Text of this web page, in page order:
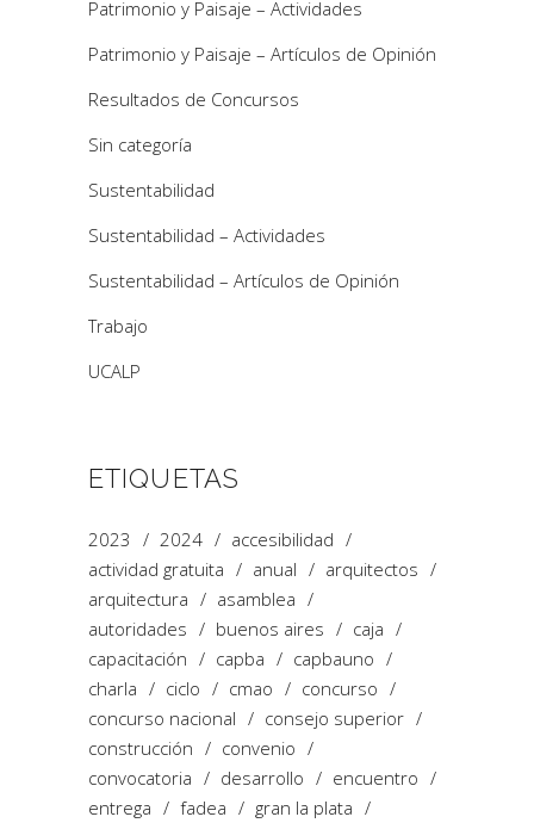
Patrimonio y Paisaje – Actividades
Patrimonio y Paisaje – Artículos de Opinión
Resultados de Concursos
Sin categoría
Sustentabilidad
Sustentabilidad – Actividades
Sustentabilidad – Artículos de Opinión
Trabajo
UCALP
ETIQUETAS
2023 2024
accesibilidad
actividad gratuita
anual
arquitectos
arquitectura
asamblea
autoridades
buenos aires
caja
capacitación
capba
capbauno
charla
ciclo cmao
concurso
concurso nacional
consejo superior
construcción
convenio
convocatoria
desarrollo
encuentro
entrega
fadea
gran la plata